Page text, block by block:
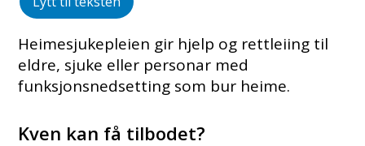
Heimesjukepleien gir hjelp og rettleiing til
eldre, sjuke eller personar med
funksjonsnedsetting som bur heime.
Kven kan få tilbodet?